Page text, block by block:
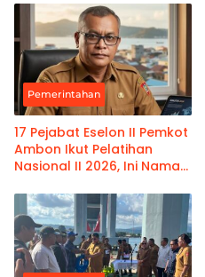
Pemerintahan
17 Pejabat Eselon II Pemkot
Ambon Ikut Pelatihan
Nasional II 2026, Ini Nama-